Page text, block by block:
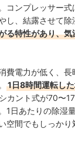
コンプレッサー式
し、結露させて除
る特性があり、
費電力が低く、
1日8時間運転し
カント式が70〜
1日あたりの除湿
空間でもしっかり